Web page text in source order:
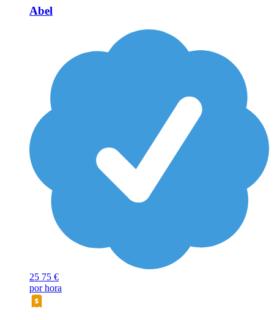
Abel
25 75 €
por hora